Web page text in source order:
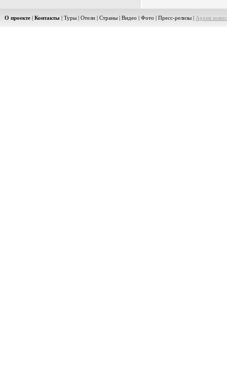
О проекте | Контакты | Туры | Отели | Страны | Видео | Фото | Пресс-релизы | Архив